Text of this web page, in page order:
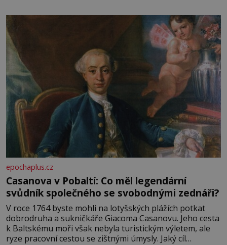
epochaplus.cz
Casanova v Pobaltí: Co měl legendární
svůdník společného se svobodnými zednáři?
V roce 1764 byste mohli na lotyšských plážích potkat
dobrodruha a sukničkáře Giacoma Casanovu. Jeho cesta
k Baltskému moři však nebyla turistickým výletem, ale
ryze pracovní cestou se zištnými úmysly. Jaký cíl